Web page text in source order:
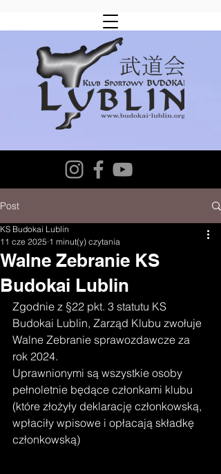
Post
Walne Zebranie KS
Budokai Lublin
KS Budokai Lublin
11 cze 2025 1 minut(y) czytania
Zgodnie z §22 pkt. 3 statutu KS
Budokai Lublin, Zarząd Klubu zwołuje
Walne Zebranie sprawozdawcze za
rok 2024.
Uprawnionymi są wszystkie osoby
pełnoletnie będące członkami klubu
(które złożyły deklarację członkowską,
wpłaciły wpisowe i opłacają składkę
członkowską)